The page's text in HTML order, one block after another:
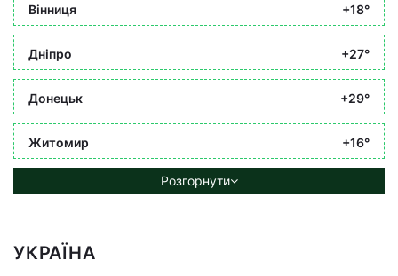
Вінниця +18°
Дніпро +27°
Донецьк +29°
Житомир +16°
Розгорнути
УКРАЇНА